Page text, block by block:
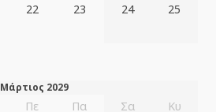
22 23 24
25
Μάρτιος 2029
Πε Πα Σα
Κυ